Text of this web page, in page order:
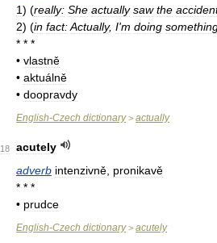
1) (really: She actually saw the
2) (in fact:Actually, I'm doing
* * *
• vlastně
• aktuálně
• doopravdy
English-Czech dictionary> actually
18
acutely
adverb intenzivně pronikavě
* * *
• prudce
English-Czech dictionary> acutely